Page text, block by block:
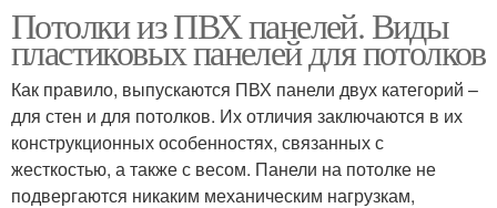
Потолки из ПВХ панелей. Виды
пластиковых панелей для потолков
Как правило, выпускаются ПВХ панели двух категорий –
для стен и для потолков. Их отличия заключаются в их
конструкционных особенностях, связанных с
жесткостью, а также с весом. Панели на потолке не
подвергаются никаким механическим нагрузкам,